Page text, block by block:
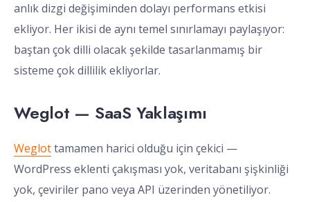
anlık dizgi değişiminden dolayı performans etkisi
ekliyor. Her ikisi de aynı temel sınırlamayı paylaşıyor:
baştan çok dilli olacak şekilde tasarlanmamış bir
sisteme çok dillilik ekliyorlar.
Weglot — SaaS Yaklaşımı
Weglottamamen harici olduğu için çekici —
WordPress eklenti çakışması yok, veritabanı şişkinliği
yok, çeviriler pano veya API üzerinden yönetiliyor.